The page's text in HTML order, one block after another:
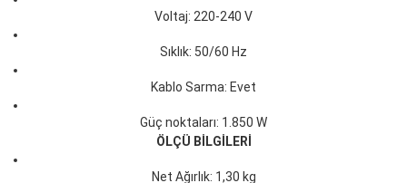
Voltaj: 220-240 V
Sıklık: 50/60 Hz
Kablo Sarma: Evet
Güç noktaları: 1.850 W
ÖLÇÜ BİLGİLERİ
Net Ağırlık: 1,30 kg